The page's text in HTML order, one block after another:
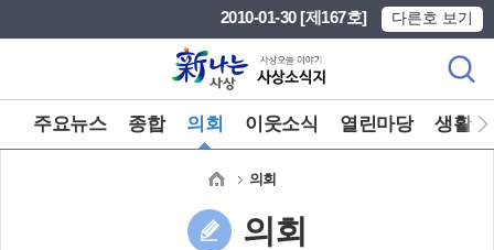
2010-01-30 [제167호] 다른호 보기
주요뉴스 종합 의회 이웃소식 열린마당 생활정
의회
의회